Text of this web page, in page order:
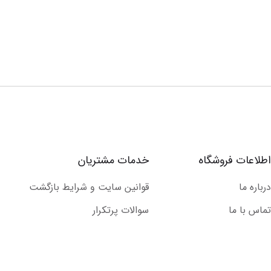
اطلاعات فروشگاه
درباره ما
تماس با ما
خدمات مشتریان
قوانین سایت و شرایط بازگشت
سوالات پرتکرار